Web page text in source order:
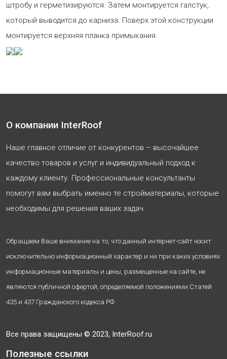
штробу и герметизируются. Затем монтируется галстук,
который выводится до карниза. Поверх этой конструкции
монтируется верхняя планка примыкания.
О компании InterRoof
Наше главное отличие от конкурентов – высочайшее
качество товаров и услуг и индивидуальный подход к
каждому клиенту. Профессиональные консультанты
помогут вам выбрать именно те стройматериалы, которые
необходимы для решения ваших задач.
Обращаем Ваше внимание на то, что данный интернет-сайт носит
исключительно информационный характер и ни при каких условиях
информационные материалы и цены, размещенные на сайте, не
являются публичной офертой, определяемой положениями Статей
435 и 437 Гражданского кодекса РФ.
Все права защищены © 2023, InterRoof.ru
Полезные ссылки